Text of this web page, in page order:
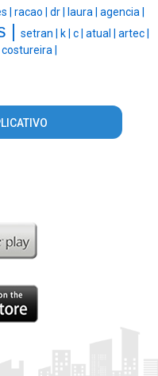
| racao | dr | laura | agencia |
| setran | k | c | atual | artec |
costureira |